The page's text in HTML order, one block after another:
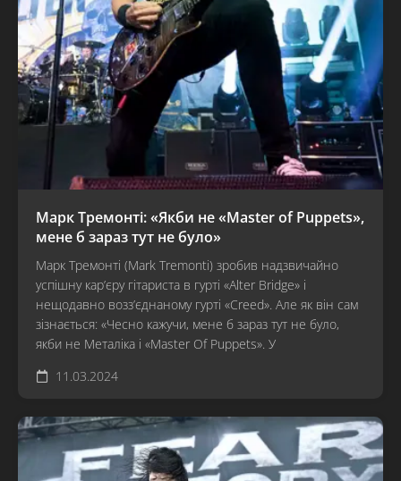
Марк Тремонті: «Якби не «Master of Puppets»,
мене б зараз тут не було»
Марк Тремонті (Mark Tremonti) зробив надзвичайно
успішну кар’єру гітариста в гурті «Alter Bridge» і
нещодавно возз’єднаному гурті «Creed». Але як він сам
зізнається: «Чесно кажучи, мене б зараз тут не було,
якби не Металіка і «Master Of Puppets». У
11.03.2024